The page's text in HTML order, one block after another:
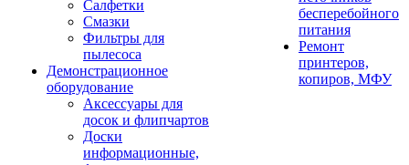
Салфетки
Смазки
Фильтры для
пылесоса
Демонстрационное
оборудование
Аксессуары для
досок и флипчартов
Доски
информационные,
бесперебойного
питания
Ремонт
принтеров,
копиров, МФУ